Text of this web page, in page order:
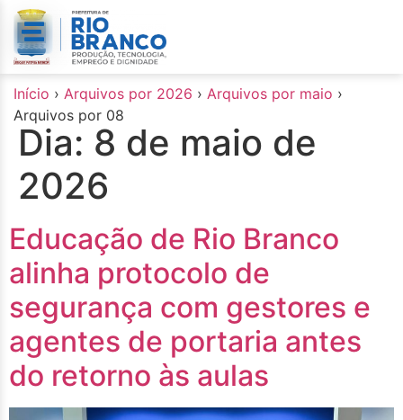
conteúdo
Início › Arquivos por 2026 › Arquivos por maio ›
Arquivos por 08
Dia: 8 de maio de
2026
Educação de Rio Branco
alinha protocolo de
segurança com gestores e
agentes de portaria antes
do retorno às aulas